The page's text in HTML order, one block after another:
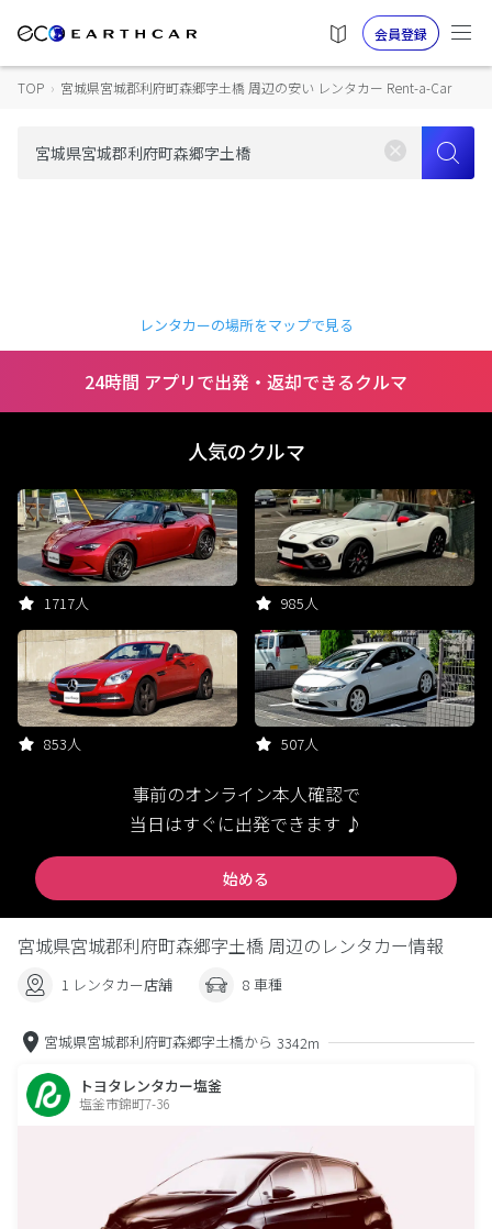
会員登録
TOP › 宮城県宮城郡利府町森郷字土橋 周辺の安い レンタカー Rent-a-Car
レンタカーの場所をマップで見る
24時間 アプリで出発・返却できるクルマ
人気のクルマ
1717人 985人
853人 507人
事前のオンライン本人確認で
当日はすぐに出発できます ♪
始める
宮城県宮城郡利府町森郷字土橋 周辺のレンタカー情報
1 レンタカー店舗 8 車種
宮城県宮城郡利府町森郷字土橋から 3342m
トヨタレンタカー塩釜
塩釜市錦町7-36